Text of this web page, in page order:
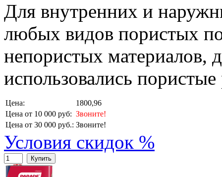
Для внутренних и
любых видов пористых
непористых материалов,
использовались
Цена:
1800,96
Цена от 10 000 руб: Звоните!
Цена от 30 000 руб.: Звоните!
Условия скидок %
Купить